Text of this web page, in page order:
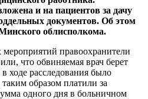
и на пациентов за дачу
документов. Об этом
облисполкома.
правоохранители
что обвиняемая врач берет
ходе расследования было
образом платили за
одного дня в больничном